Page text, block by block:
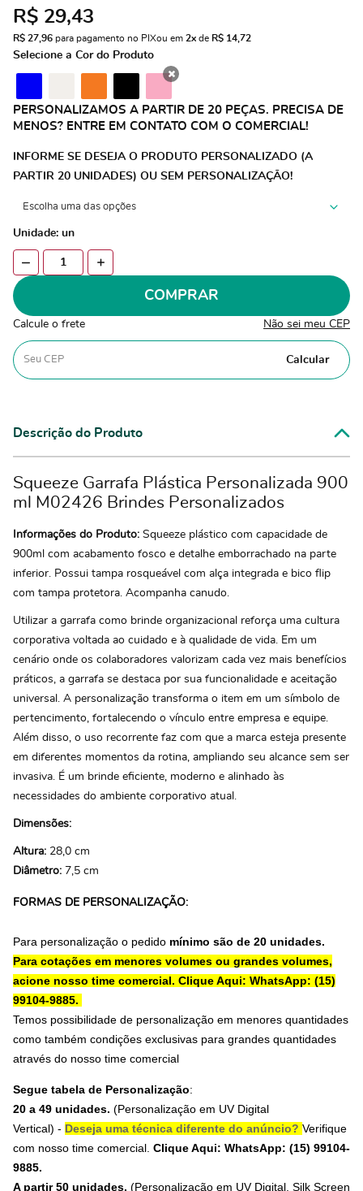
R$ 29,43
R$ 27,96 para pagamento no PIXou em 2x de R$ 14,72
Selecione a Cor do Produto
PERSONALIZAMOS A PARTIR DE 20 PEÇAS. PRECISA DE
MENOS? ENTRE EM CONTATO COM O COMERCIAL!
INFORME SE DESEJA O PRODUTO PERSONALIZADO (A
PARTIR 20 UNIDADES) OU SEM PERSONALIZAÇÃO!
Unidade: un
COMPRAR
Calcule o frete Não sei meu CEP
Calcular
Descrição do Produto
Squeeze Garrafa Plástica Personalizada 900
ml M02426 Brindes Personalizados
Informações do Produto: Squeeze plástico com capacidade de
900ml com acabamento fosco e detalhe emborrachado na parte
inferior. Possui tampa rosqueável com alça integrada e bico flip
com tampa protetora. Acompanha canudo.
Utilizar a garrafa como brinde organizacional reforça uma cultura
corporativa voltada ao cuidado e à qualidade de vida. Em um
cenário onde os colaboradores valorizam cada vez mais benefícios
práticos, a garrafa se destaca por sua funcionalidade e aceitação
universal. A personalização transforma o item em um símbolo de
pertencimento, fortalecendo o vínculo entre empresa e equipe.
Além disso, o uso recorrente faz com que a marca esteja presente
em diferentes momentos da rotina, ampliando seu alcance sem ser
invasiva. É um brinde eficiente, moderno e alinhado às
necessidades do ambiente corporativo atual.
Dimensões:
Altura: 28,0 cm
Diâmetro: 7,5 cm
FORMAS DE PERSONALIZAÇÃO:
Para personalização o pedido mínimo são de 20 unidades.
Para cotações em menores volumes ou grandes volumes,
acione nosso time comercial. Clique Aqui: WhatsApp: (15)
99104-9885.
Temos possibilidade de personalização em menores quantidades
como também condições exclusivas para grandes quantidades
através do nosso time comercial
Segue tabela de Personalização:
20 a 49 unidades. (Personalização em UV Digital
Vertical) - Deseja uma técnica diferente do anúncio? Verifique
com nosso time comercial. Clique Aqui: WhatsApp: (15) 99104-
9885.
A partir 50 unidades. (Personalização em UV Digital, Silk Screen